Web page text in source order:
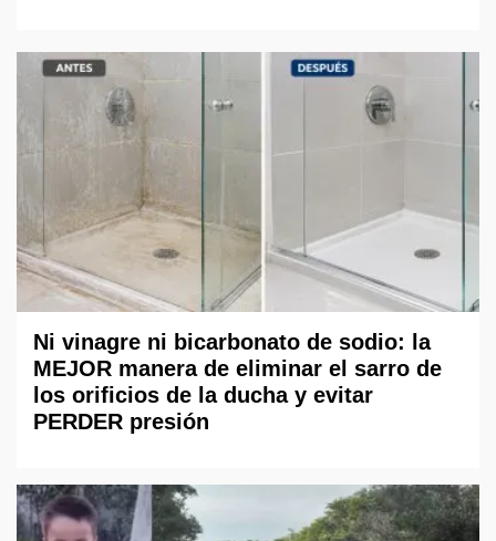
Ni vinagre ni bicarbonato de sodio: la
MEJOR manera de eliminar el sarro de
los orificios de la ducha y evitar
PERDER presión